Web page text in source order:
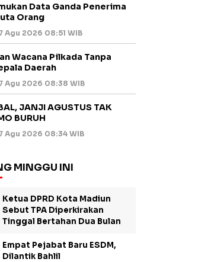
Data Ganda Penerima
Orang
Agu 2026 08:51 WIB
Wacana Pilkada Tanpa
Daerah
Agu 2026 08:38 WIB
JANJI AGUSTUS TAK
BURUH
Agu 2026 08:34 WIB
MINGGU INI
Ketua DPRD Kota Madiun
Sebut TPA Diperkirakan
Tinggal Bertahan Dua Bulan
Empat Pejabat Baru ESDM,
Dilantik Bahlil